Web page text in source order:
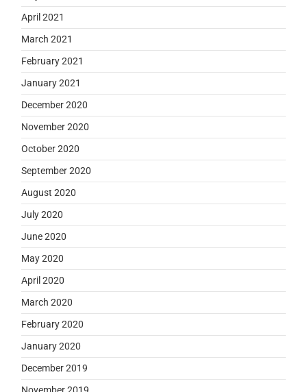
April 2021
March 2021
February 2021
January 2021
December 2020
November 2020
October 2020
September 2020
August 2020
July 2020
June 2020
May 2020
April 2020
March 2020
February 2020
January 2020
December 2019
November 2019